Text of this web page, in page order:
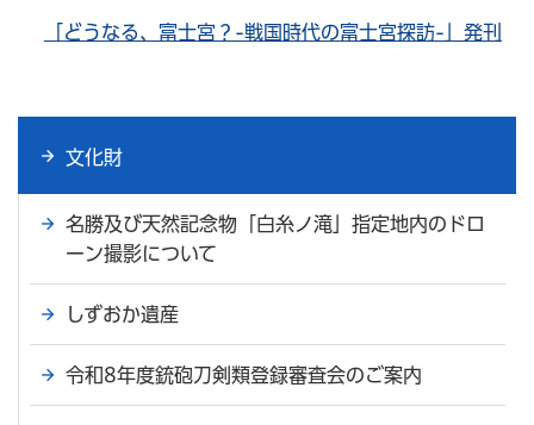
「どうなる、富士宮？-戦国時代の富士宮探訪-」発刊
文化財
名勝及び天然記念物「白糸ノ滝」指定地内のドロ
ーン撮影について
しずおか遺産
令和8年度銃砲刀剣類登録審査会のご案内